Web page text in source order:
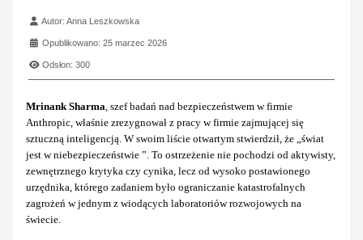
Szczegóły
Autor:Anna Leszkowska
Opublikowano: 25 marzec 2026
Odsłon: 300
Mrinank Sharma, szef badań nad bezpieczeństwem w firmie
Anthropic, właśnie zrezygnował z pracy w firmie zajmującej się
sztuczną inteligencją. W swoim liście otwartym stwierdził, że „świat
jest w niebezpieczeństwie ”. To ostrzeżenie nie pochodzi od aktywisty,
zewnętrznego krytyka czy cynika, lecz od wysoko postawionego
urzędnika, którego zadaniem było ograniczanie katastrofalnych
zagrożeń w jednym z wiodących laboratoriów rozwojowych na
świecie.